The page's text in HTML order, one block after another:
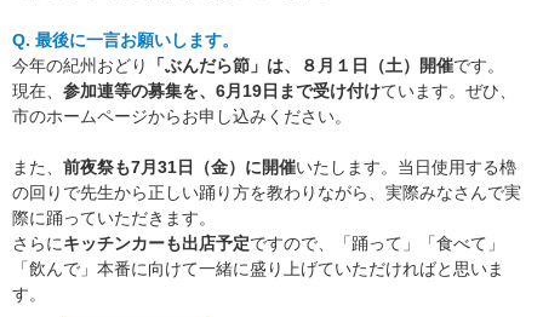
Q. 最後に一言お願いします。
今年の紀州おどり
「ぶんだら節」は、８月１日（土）開催です。
現在、 参加連等の募集を、6月19日まで受け付けています。ぜひ、
市のホームページからお申し込みください。
また、 前夜祭も7月31日（金）に開催いたします。当日使用する櫓
の回りで先生から正しい踊り方を教わりながら、実際みなさんで実
際に踊っていただきます。
さらにキッチンカーも出店予定ですので、「踊って」「食べて」
「飲んで」本番に向けて一緒に盛り上げていただければと思いま
す。